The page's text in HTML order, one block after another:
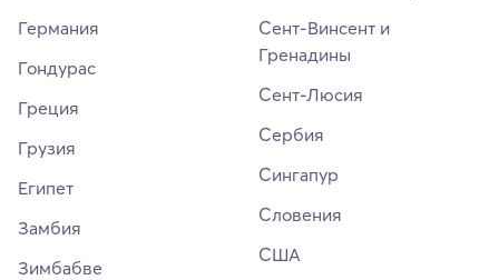
Германия
Гондурас
Греция
Грузия
Египет
Замбия
Зимбабве
Сент-Винсент и
Гренадины
Сент-Люсия
Сербия
Сингапур
Словения
США